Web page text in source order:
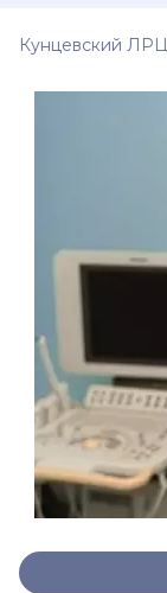
Кунцевский ЛРЦ